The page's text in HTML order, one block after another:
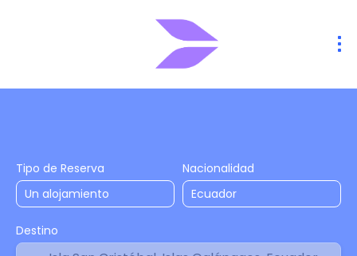
Tipo de Reserva Nacionalidad
Destino